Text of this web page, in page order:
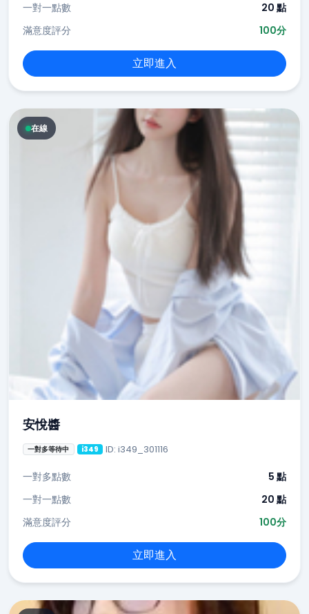
一對一點數
20 點
滿意度評分
100分
立即進入
在線
安悅醬
一對多等待中 i349 ID: i349_301116
一對多點數
5 點
一對一點數
20 點
滿意度評分
100分
立即進入